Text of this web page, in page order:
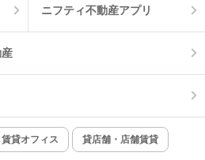
オートロック
インターネット無料
ニフティ不動産アプリ
貸オフィス 貸店舗・店舗賃貸